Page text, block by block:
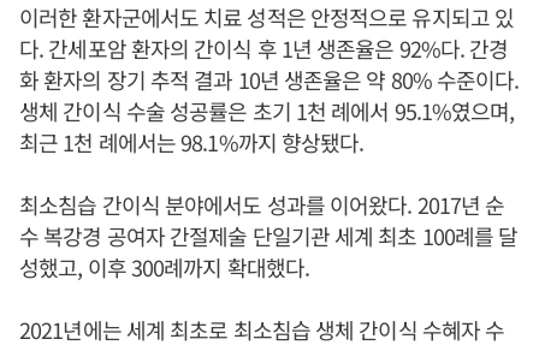
이러한 환자군에서도 치료 성적은 안정적으로 유지되고 있
다. 간세포암 환자의 간이식 후 1년 생존율은 92%다. 간경
화 환자의 장기 추적 결과 10년 생존율은 약 80% 수준이다.
생체 간이식 수술 성공률은 초기 1천 례에서 95.1%였으며,
최근 1천 례에서는 98.1%까지 향상됐다.
최소침습 간이식 분야에서도 성과를 이어왔다. 2017년 순
수 복강경 공여자 간절제술 단일기관 세계 최초 100례를 달
성했고, 이후 300례까지 확대했다.
2021년에는 세계 최초로 최소침습 생체 간이식 수혜자 수